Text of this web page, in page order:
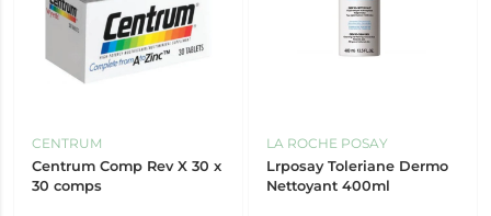
CENTRUM
Centrum Comp Rev X 30 x
30 comps
LA ROCHE POSAY
Lrposay Toleriane Dermo
Nettoyant 400ml